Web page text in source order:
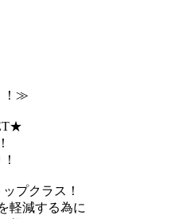
！≫
プクラス！
軽減する為に